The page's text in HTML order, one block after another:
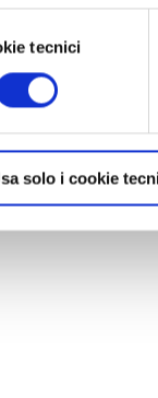
in assenza di
leggere la
tecnici
solo i cookie